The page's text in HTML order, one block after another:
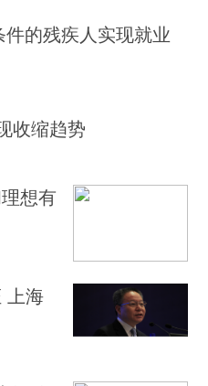
的残疾人实现就业
收缩趋势
想有
上海